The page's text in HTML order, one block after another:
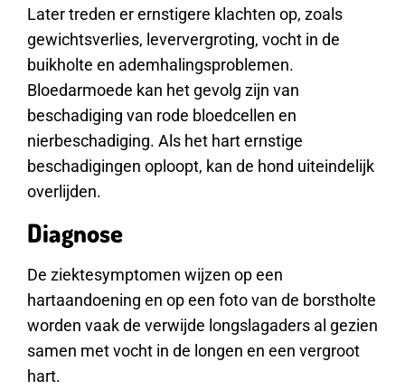
Later treden er ernstigere klachten op, zoals
gewichtsverlies, leververgroting, vocht in de
buikholte en ademhalingsproblemen.
Bloedarmoede kan het gevolg zijn van
beschadiging van rode bloedcellen en
nierbeschadiging. Als het hart ernstige
beschadigingen oploopt, kan de hond uiteindelijk
overlijden.
Diagnose
De ziektesymptomen wijzen op een
hartaandoening en op een foto van de borstholte
worden vaak de verwijde longslagaders al gezien
samen met vocht in de longen en een vergroot
hart.